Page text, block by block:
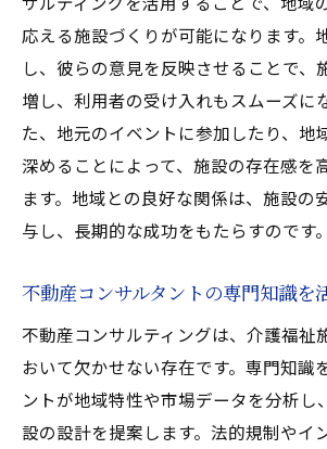
競争優位性を確保するため
施設運営を見据えた長期視
不動産市場の変化とその対
地域社会との共生を考慮し
不動産コンサルティングが
応える施設づくりが可能になります。
し、彼らの意見を反映させることで、
増し、利用者の受け入れもスムーズに
た、地元のイベントに参加したり、地
深めることによって、施設の存在感を
ます。地域との良好な関係は、施設の
与し、長期的な成功をもたらすのです。
不動産コンサルタントの専門知識を
不動産コンサルティングは、介護福祉
おいて欠かせない存在です。専門知識
ントが地域特性や市場データを分析し
設の設計を提案します。法的規制やイ